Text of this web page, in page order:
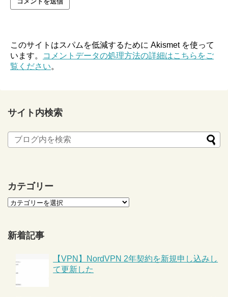
このサイトはスパムを低減するために Akismet を使って
います。
コメントデータの処理方法の詳細はこちらをご
覧ください。
サイト内検索
カテゴリー
新着記事
【VPN】NordVPN 2年契約を新規申し込みし
て更新した